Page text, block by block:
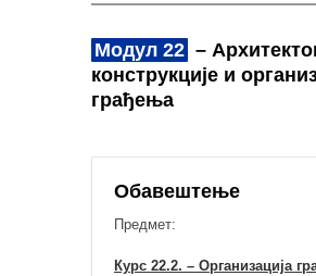
Модул 22 –
конструкције и
грађења
Обавештење
Предмет:
Курс 22.2. – Организација